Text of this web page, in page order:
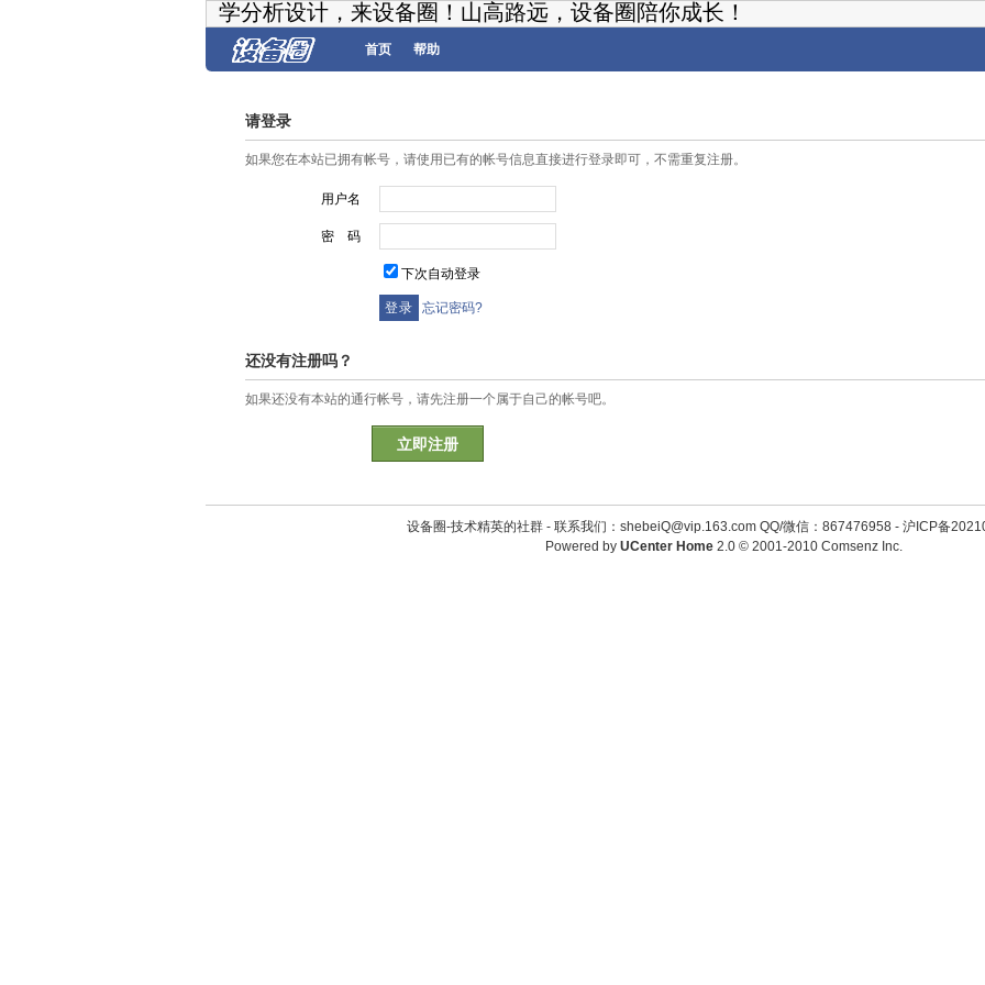
学分析设计，来设备圈！山高路远，设备圈陪你成长！
首页 帮助
请登录
如果您在本站已拥有帐号，请使用已有的帐号信息直接进行登录即可，不需重复注册。
用户名
密 码
下次自动登录
忘记密码?
还没有注册吗？
如果还没有本站的通行帐号，请先注册一个属于自己的帐号吧。
立即注册
设备圈-技术精英的社群 - 联系我们：shebeiQ@vip.163.com QQ/微信：867476958- 沪ICP备
Powered by UCenter Home 2.0© 2001-2010 Comsenz Inc.